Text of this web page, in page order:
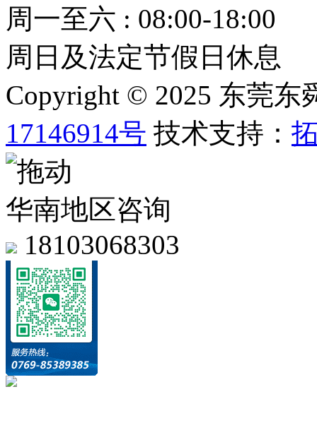
周一至六 : 08:00-18:00
周日及法定节假日休息
Copyright © 2025 东莞
17146914号 技术支持：
华南地区咨询
18103068303